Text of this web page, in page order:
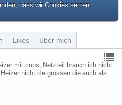
dass wir Cookies setzen.
Likes Über mich
mit cups, Netzteil brauch ich nicht..
nicht die grossen die auch als